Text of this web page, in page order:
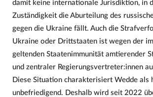
damit keine internationale Jurisdiktion, in
Zuständigkeit die Aburteilung des
gegen die Ukraine fällt. Auch die
Ukraine oder Drittstaaten ist wegen der
geltenden Staatenimmunität amtierender
und zentraler Regierungsvertreter:innen
Diese Situation charakterisiert Wedde als
unbefriedigend. Deshalb wird seit 2022